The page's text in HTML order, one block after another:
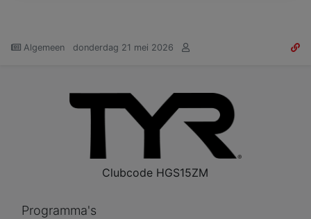
Algemeen donderdag 21 mei 2026
Clubcode HGS15ZM
Programma's